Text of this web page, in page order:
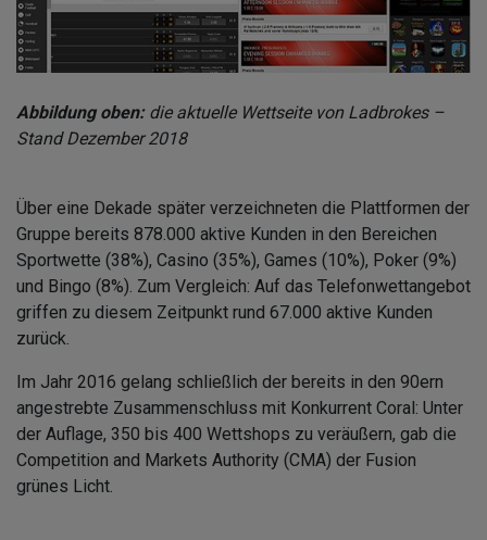
Abbildung oben:die aktuelle Wettseite von Ladbrokes –
Stand Dezember 2018
Über eine Dekade später verzeichneten die Plattformen der
Gruppe bereits 878.000 aktive Kunden in den Bereichen
Sportwette (38%), Casino (35%), Games (10%), Poker (9%)
und Bingo (8%). Zum Vergleich: Auf das Telefonwettangebot
griffen zu diesem Zeitpunkt rund 67.000 aktive Kunden
zurück.
Im Jahr 2016 gelang schließlich der bereits in den 90ern
angestrebte Zusammenschluss mit Konkurrent Coral: Unter
der Auflage, 350 bis 400 Wettshops zu veräußern, gab die
Competition and Markets Authority (CMA) der Fusion
grünes Licht.